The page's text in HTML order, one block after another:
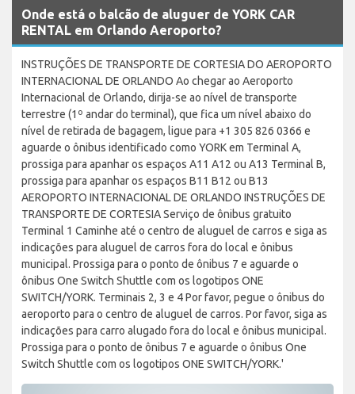
Onde está o balcão de aluguer de YORK CAR
RENTAL em Orlando Aeroporto?
INSTRUÇÕES DE TRANSPORTE DE CORTESIA DO AEROPORTO
INTERNACIONAL DE ORLANDO Ao chegar ao Aeroporto
Internacional de Orlando, dirija-se ao nível de transporte
terrestre (1º andar do terminal), que fica um nível abaixo do
nível de retirada de bagagem, ligue para +1 305 826 0366 e
aguarde o ônibus identificado como YORK em Terminal A,
prossiga para apanhar os espaços A11 A12 ou A13 Terminal B,
prossiga para apanhar os espaços B11 B12 ou B13
AEROPORTO INTERNACIONAL DE ORLANDO INSTRUÇÕES DE
TRANSPORTE DE CORTESIA Serviço de ônibus gratuito
Terminal 1 Caminhe até o centro de aluguel de carros e siga as
indicações para aluguel de carros fora do local e ônibus
municipal. Prossiga para o ponto de ônibus 7 e aguarde o
ônibus One Switch Shuttle com os logotipos ONE
SWITCH/YORK. Terminais 2, 3 e 4 Por favor, pegue o ônibus do
aeroporto para o centro de aluguel de carros. Por favor, siga as
indicações para carro alugado fora do local e ônibus municipal.
Prossiga para o ponto de ônibus 7 e aguarde o ônibus One
Switch Shuttle com os logotipos ONE SWITCH/YORK.'